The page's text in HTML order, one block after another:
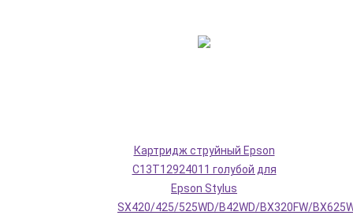
Картридж струйный Epson
C13T12924011 голубой для
Epson Stylus
SX420/425/525WD/B42WD/BX320FW/